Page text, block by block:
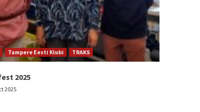
Tampere Eesti Klubi TRAKS
2025
2025